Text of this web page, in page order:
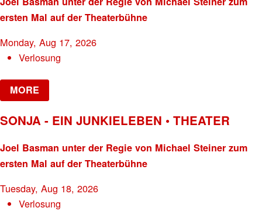
ersten Mal auf der Theaterbühne
Monday, Aug 17, 2026
Verlosung
MORE
SONJA - EIN JUNKIELEBEN • THEATER
Joel Basman unter der Regie von Michael Steiner zum
ersten Mal auf der Theaterbühne
Tuesday, Aug 18, 2026
Verlosung